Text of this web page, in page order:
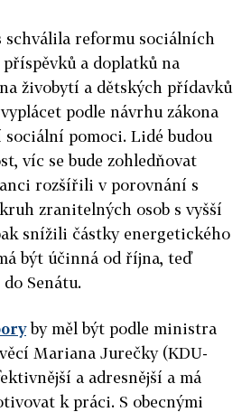
schválila reformu sociálních
a doplatků na
živobytí a dětských přídavků
podle návrhu zákona
pomoci. Lidé budou
víc se bude zohledňovat
rozšířili v porovnání s
zranitelných osob s vyšší
snížili částky energetického
být účinná od října, teď
Senátu.
by měl být podle ministra
Mariana Jurečky (KDU-
a adresnější a má
k práci. S obecnými